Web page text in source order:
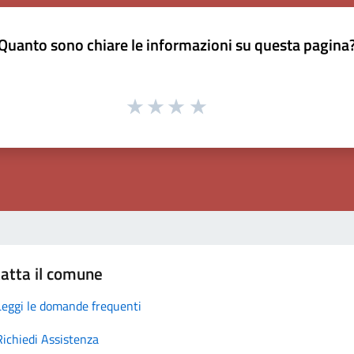
sono chiare le informazioni su questa
il comune
le domande frequenti
Assistenza